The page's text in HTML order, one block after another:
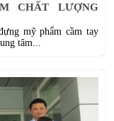
CHẤT LƯỢNG
mỹ phẩm cầm tay
tâm...